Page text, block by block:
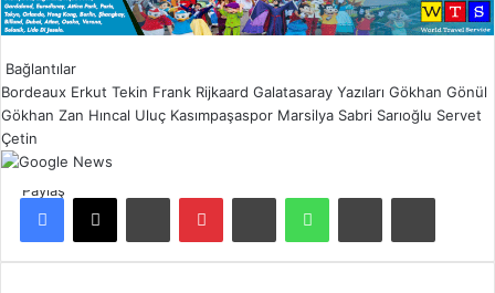
Bağlantılar
Bordeaux Erkut Tekin Frank Rijkaard Galatasaray Yazıları Gökhan Gönül
Gökhan Zan Hıncal Uluç Kasımpaşaspor Marsilya Sabri Sarıoğlu Servet
Çetin
Paylaş